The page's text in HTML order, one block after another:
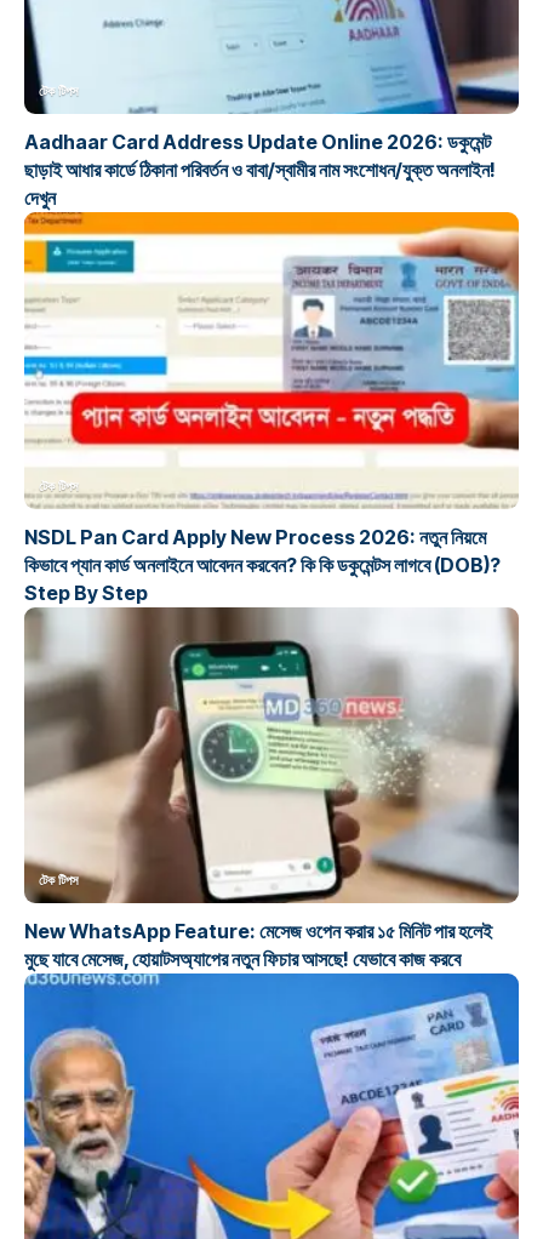
টেক টিপস
Aadhaar Card Address Update Online 2026: ডকুমেন্ট
ছাড়াই আধার কার্ডে ঠিকানা পরিবর্তন ও বাবা/স্বামীর নাম সংশোধন/যুক্ত অনলাইন!
দেখুন
টেক টিপস
NSDL Pan Card Apply New Process 2026: নতুন নিয়মে
কিভাবে প্যান কার্ড অনলাইনে আবেদন করবেন? কি কি ডকুমেন্টস লাগবে (DOB)?
Step By Step
টেক টিপস
New WhatsApp Feature: মেসেজ ওপেন করার ১৫ মিনিট পার হলেই
মুছে যাবে মেসেজ, হোয়াটসঅ্যাপের নতুন ফিচার আসছে! যেভাবে কাজ করবে